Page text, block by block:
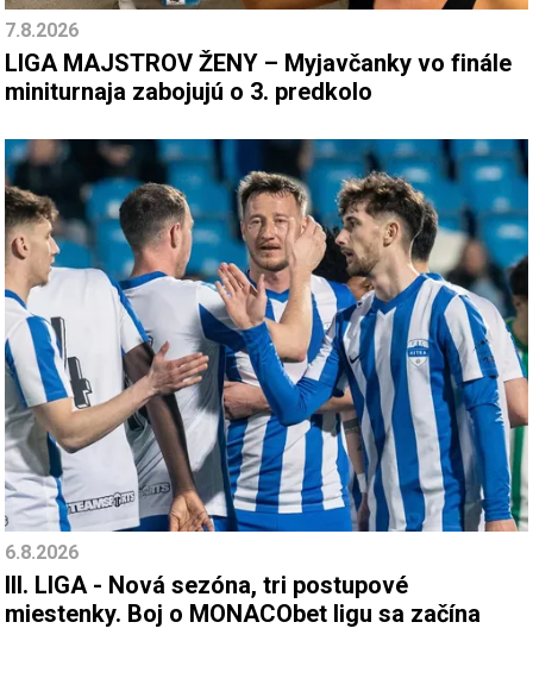
7.8.2026
LIGA MAJSTROV ŽENY – Myjavčanky vo finále
miniturnaja zabojujú o 3. predkolo
6.8.2026
III. LIGA - Nová sezóna, tri postupové
miestenky. Boj o MONACObet ligu sa začína